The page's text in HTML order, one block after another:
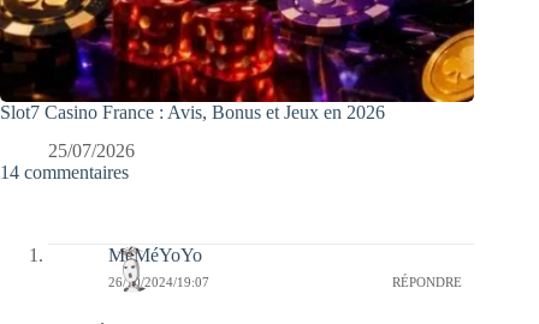
Slot7 Casino France : Avis, Bonus et Jeux en 2026
25/07/2026
14 commentaires
MéMéYoYo
26/10/2024/19:07 RÉPONDRE